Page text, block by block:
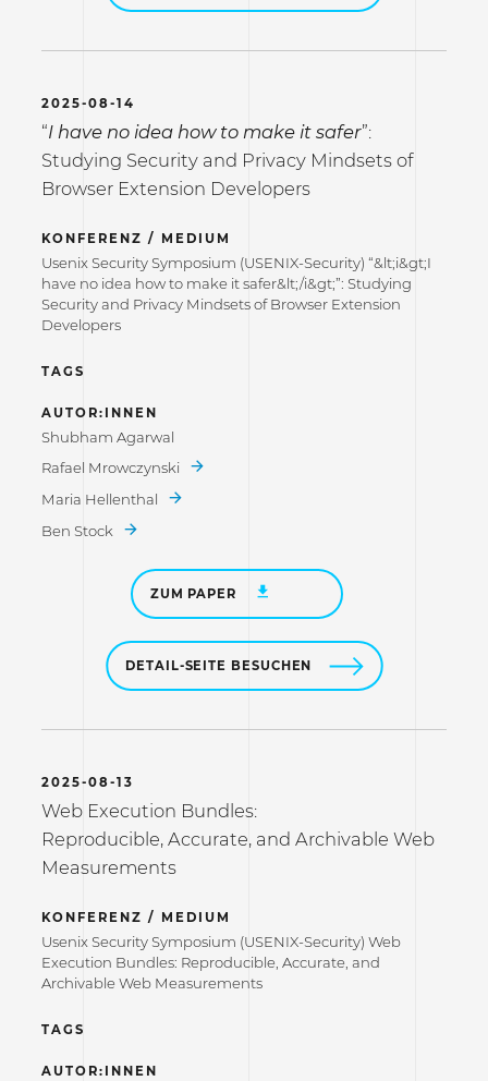
2025-08-14
“I have no idea how to make it safer”:
Studying Security and Privacy Mindsets of
Browser Extension Developers
KONFERENZ / MEDIUM
Usenix Security Symposium (USENIX-Security) “&lt;i&gt;I
have no idea how to make it safer&lt;/i&gt;”: Studying
Security and Privacy Mindsets of Browser Extension
Developers
TAGS
AUTOR:INNEN
Shubham Agarwal
Rafael Mrowczynski
Maria Hellenthal
Ben Stock
ZUM PAPER
DETAIL-SEITE BESUCHEN
2025-08-13
Web Execution Bundles:
Reproducible, Accurate, and Archivable Web
Measurements
KONFERENZ / MEDIUM
Usenix Security Symposium (USENIX-Security) Web
Execution Bundles: Reproducible, Accurate, and
Archivable Web Measurements
TAGS
AUTOR:INNEN